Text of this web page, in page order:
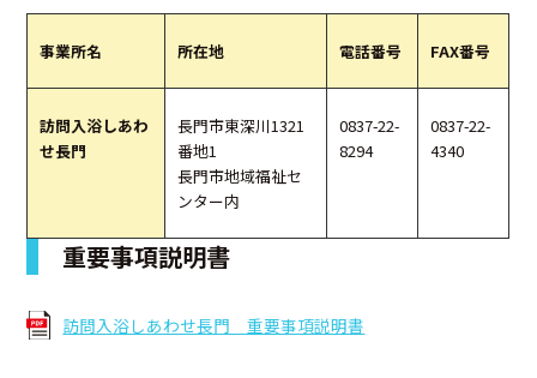
事業所名 所在地 電話番号 FAX番号
訪問入浴しあわ
せ長門
長門市東深川1321
番地1
長門市地域福祉セ
ンター内
0837-22-
8294
0837-22-
4340
重要事項説明書
訪問入浴しあわせ長門 重要事項説明書